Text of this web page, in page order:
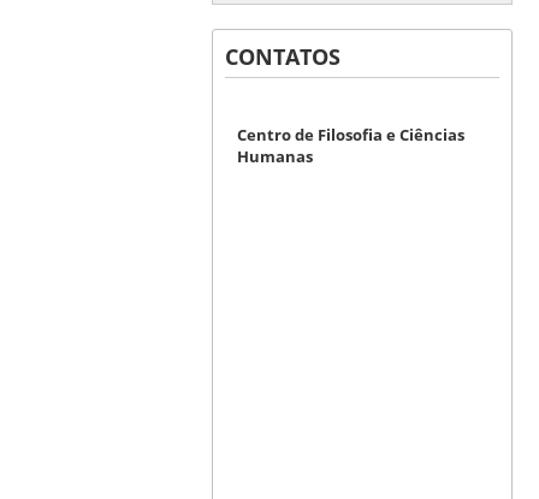
CONTATOS
Centro de Filosofia e Ciências
Humanas